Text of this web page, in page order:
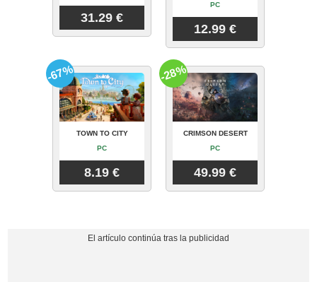
31.29 €
PC
12.99 €
TOWN TO CITY
PC
8.19 €
-67%
CRIMSON DESERT
PC
49.99 €
-28%